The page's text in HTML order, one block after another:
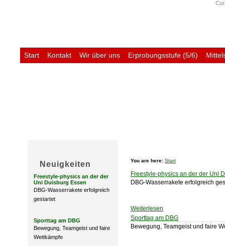
Start Kontakt Wir über uns Erprobungsstufe (5/6)
Neuigkeiten
Freestyle-physics an der der
Uni Duisburg Essen
DBG-Wasserrakete erfolgreich
gestartet
Sporttag am DBG
Bewegung, Teamgeist und faire
Wettkämpfe
You are here: Start
Freestyle-physics an der der Uni
DBG-Wasserrakete erfolgreich
Weiterlesen
Sporttag am DBG
Bewegung, Teamgeist und faire